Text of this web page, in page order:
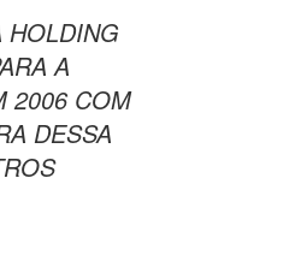
HOLDING
A
2006 COM
DESSA